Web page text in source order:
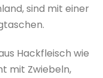
sind mit einer
Hackfleisch wie
mit Zwiebeln,